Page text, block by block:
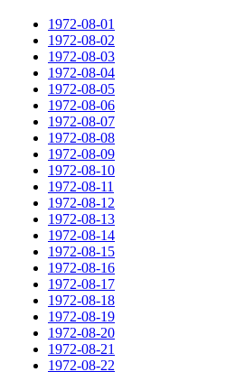
1972-08-01
1972-08-02
1972-08-03
1972-08-04
1972-08-05
1972-08-06
1972-08-07
1972-08-08
1972-08-09
1972-08-10
1972-08-11
1972-08-12
1972-08-13
1972-08-14
1972-08-15
1972-08-16
1972-08-17
1972-08-18
1972-08-19
1972-08-20
1972-08-21
1972-08-22